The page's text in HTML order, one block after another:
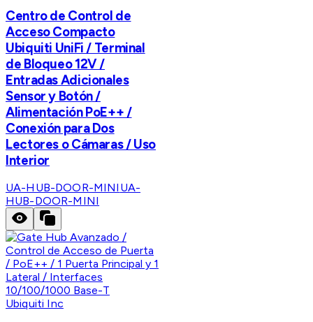
Centro de Control de
Acceso Compacto
Ubiquiti UniFi / Terminal
de Bloqueo 12V /
Entradas Adicionales
Sensor y Botón /
Alimentación PoE++ /
Conexión para Dos
Lectores o Cámaras / Uso
Interior
UA-HUB-DOOR-MINI UA-
HUB-DOOR-MINI
Ubiquiti Inc